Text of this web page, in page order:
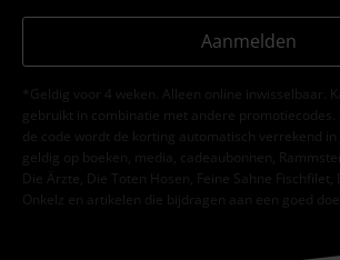
Aanmelden
*Geldig voor 4 weken. Alleen online inwisselbaar.
gebruikt in combinatie met andere promotiecodes.
de code wordt de korting automatisch verrekend
geldig op boeken, media, cadeaubonnen,
Die Ärzte, Die Toten Hosen, Feine Sahne
Onkelz en artikelen die bijdragen aan een goed